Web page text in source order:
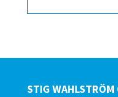
STIG WAHLSTRÖM